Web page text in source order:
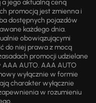
jego aktualną ceną
promocją jest zmienna i
dostępnych pojazdów
każdego dnia.
obowiązującymi
do niej prawa z mocą
promocji udzielane
AUTO. AAA AUTO
wyłącznie w formie
charakter wyłącznie
w rozumieniu